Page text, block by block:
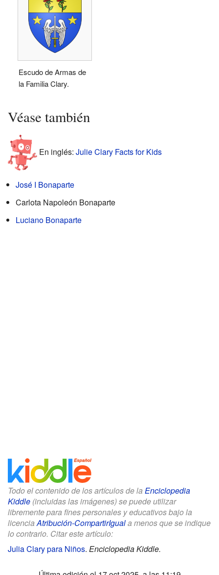
Escudo de Armas de
la Familia Clary.
Véase también
En inglés: Julie Clary Facts for Kids
José I Bonaparte
Carlota Napoleón Bonaparte
Luciano Bonaparte
Todo el contenido de los artículos de la Enciclopedia
Kiddle (incluidas las imágenes) se puede utilizar
libremente para fines personales y educativos bajo la
licencia Atribución-CompartirIguala menos que se indique
lo contrario. Citar este artículo:
Julia Clary para Niños. Enciclopedia Kiddle.